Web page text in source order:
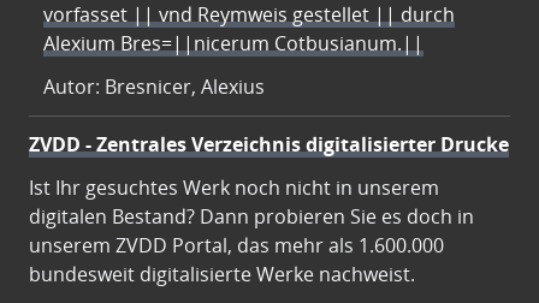
vorfasset || vnd Reymweis gestellet || durch
Alexium Bres=||nicerum Cotbusianum.||
Autor: Bresnicer, Alexius
ZVDD - Zentrales Verzeichnis digitalisierter Drucke
Ist Ihr gesuchtes Werk noch nicht in unserem
digitalen Bestand? Dann probieren Sie es doch in
unserem ZVDD Portal, das mehr als 1.600.000
bundesweit digitalisierte Werke nachweist.